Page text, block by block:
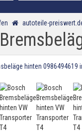
autoteile-